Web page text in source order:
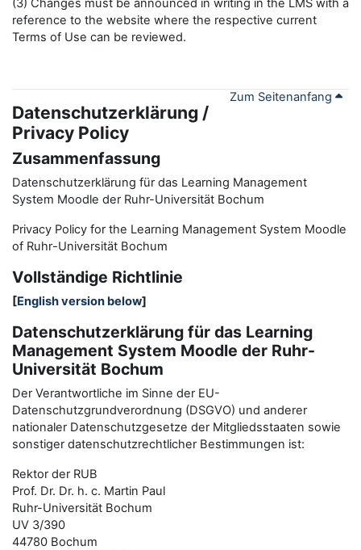
(3) Changes must be announced in writing in the LMS with a
reference to the website where the respective current
Terms of Use can be reviewed.
Zum Seitenanfang
Datenschutzerklärung /
Privacy Policy
Zusammenfassung
Datenschutzerklärung für das Learning Management
System Moodle der Ruhr-Universität Bochum
Privacy Policy for the Learning Management System Moodle
of Ruhr-Universität Bochum
Vollständige Richtlinie
[English version below]
Datenschutzerklärung für das Learning
Management System Moodle der Ruhr-
Universität Bochum
Der Verantwortliche im Sinne der EU-
Datenschutzgrundverordnung (DSGVO) und anderer
nationaler Datenschutzgesetze der Mitgliedsstaaten sowie
sonstiger datenschutzrechtlicher Bestimmungen ist:
Rektor der RUB
Prof. Dr. Dr. h. c. Martin Paul
Ruhr-Universität Bochum
UV 3/390
44780 Bochum